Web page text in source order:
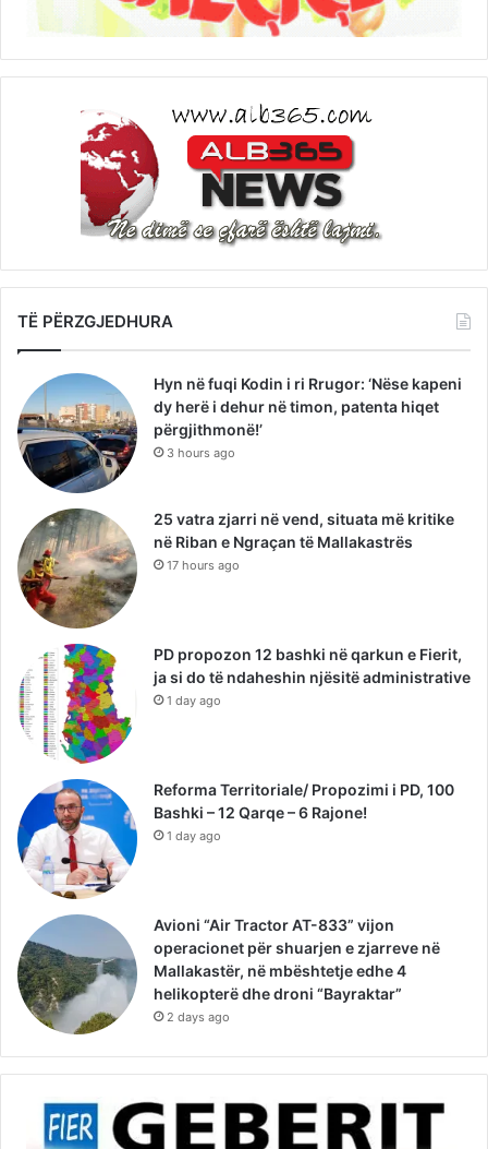
TË PËRZGJEDHURA
Hyn në fuqi Kodin i ri Rrugor: ‘Nëse kapeni
dy herë i dehur në timon, patenta hiqet
përgjithmonë!’
3 hours ago
25 vatra zjarri në vend, situata më kritike
në Riban e Ngraçan të Mallakastrës
17 hours ago
PD propozon 12 bashki në qarkun e Fierit,
ja si do të ndaheshin njësitë administrative
1 day ago
Reforma Territoriale/ Propozimi i PD, 100
Bashki – 12 Qarqe – 6 Rajone!
1 day ago
Avioni “Air Tractor AT-833” vijon
operacionet për shuarjen e zjarreve në
Mallakastër, në mbështetje edhe 4
helikopterë dhe droni “Bayraktar”
2 days ago